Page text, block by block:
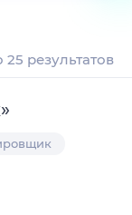
результатов
»